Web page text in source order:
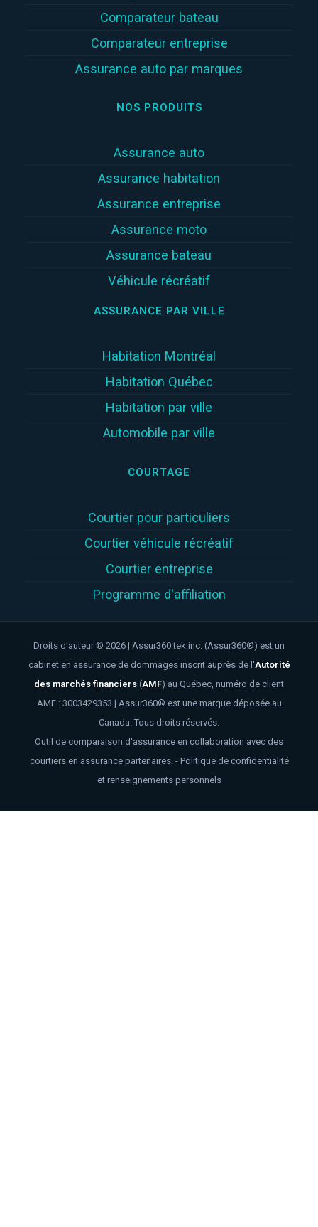
Comparateur bateau
Comparateur entreprise
Assurance auto par marques
NOS PRODUITS
Assurance auto
Assurance habitation
Assurance entreprise
Assurance moto
Assurance bateau
Véhicule récréatif
ASSURANCE PAR VILLE
Habitation Montréal
Habitation Québec
Habitation par ville
Automobile par ville
COURTAGE
Courtier pour particuliers
Courtier véhicule récréatif
Courtier entreprise
Programme d'affiliation
Droits d'auteur © 2026 | Assur360 tek inc. (Assur360®) est un
cabinet en assurance de dommages inscrit auprès de l'Autorité
des marchés financiers (AMF) au Québec, numéro de client
AMF : 3003429353 | Assur360® est une marque déposée au
Canada. Tous droits réservés.
Outil de comparaison d'assurance en collaboration avec des
courtiers en assurance partenaires. - Politique de confidentialité
et renseignements personnels